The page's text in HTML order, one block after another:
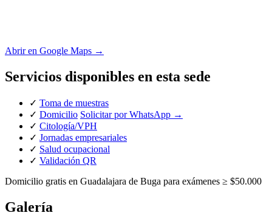
Nosotros
Abrir en Google Maps →
Servicios disponibles en esta sede
✓ Toma de muestras
✓ Domicilio Solicitar por WhatsApp →
✓ Citología/VPH
✓ Jornadas empresariales
✓ Salud ocupacional
✓ Validación QR
Domicilio gratis en Guadalajara de Buga para exámenes ≥ $50.000
Galería